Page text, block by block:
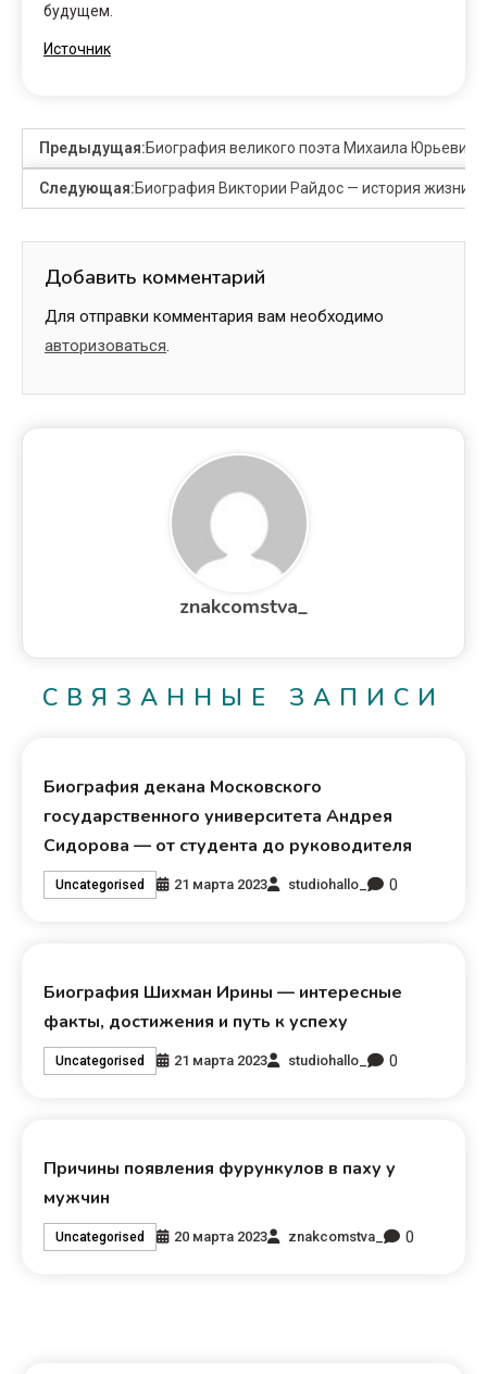
будущем.
Источник
Предыдущая:Биография великого поэта Михаила
Следующая:Биография Виктории Райдос — история жизни
Добавить комментарий
Для отправки комментария вам необходимо
авторизоваться.
znakcomstva_
СВЯЗАННЫЕ ЗАПИСИ
Биография декана Московского
государственного университета Андрея
Сидорова — от студента до руководителя
Uncategorised 21 марта 2023 studiohallo_ 0
Биография Шихман Ирины — интересные
факты, достижения и путь к успеху
Uncategorised 21 марта 2023 studiohallo_ 0
Причины появления фурункулов в паху у
мужчин
Uncategorised 20 марта 2023 znakcomstva_ 0